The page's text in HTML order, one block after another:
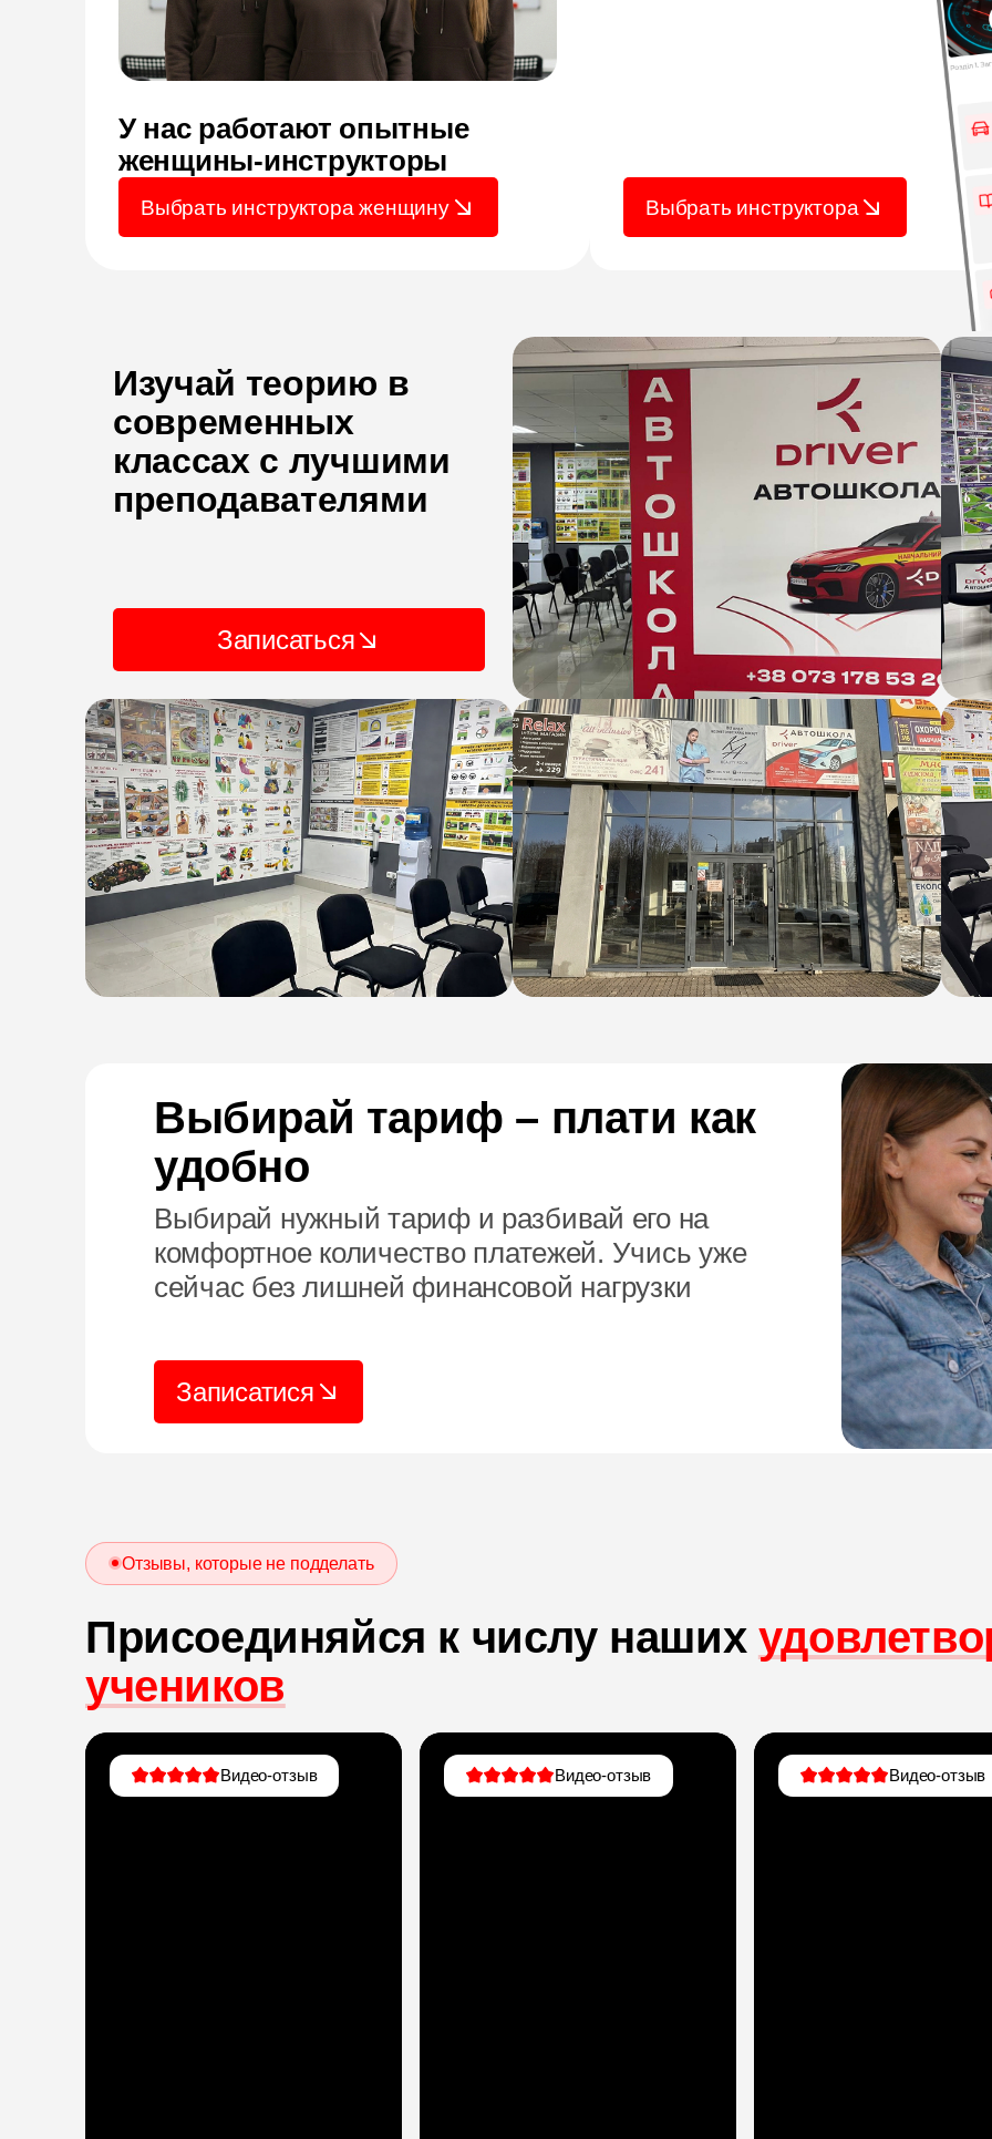
У нас работают опытные
женщины-инструкторы
Выбрать инструктора женщину Выбрать инструктора
Изучай теорию в
современных
классах с лучшими
преподавателями
Записаться
Выбирай тариф – плати как
удобно
Выбирай нужный тариф и разбивай его на
комфортное количество платежей. Учись уже
сейчас без лишней финансовой нагрузки
Записатися
Отзывы, которые не подделать
Присоединяйся к числу наших
учеников
Видео-отзыв Видео-отзыв Видео-отзыв